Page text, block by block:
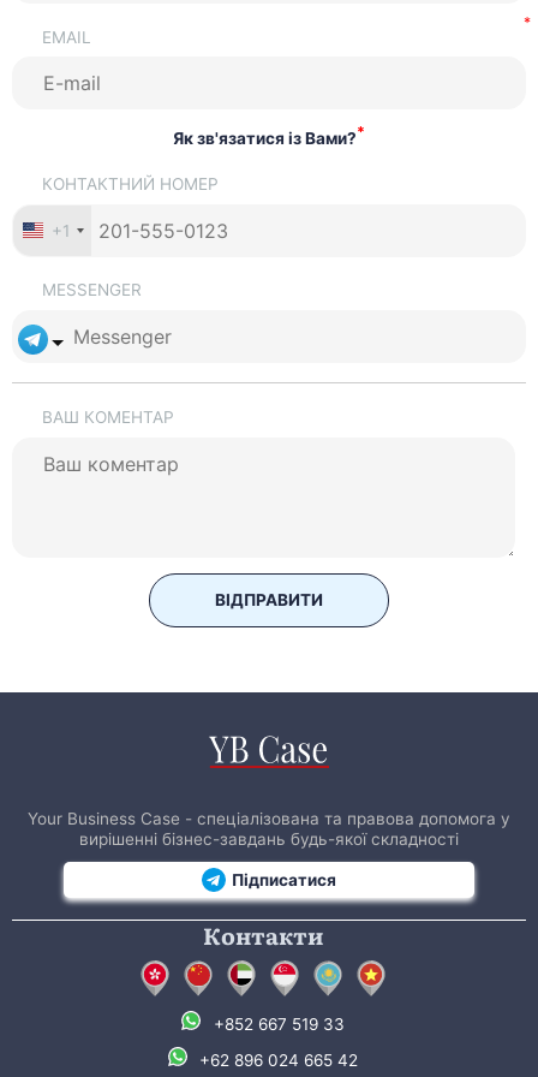
EMAIL
Як зв'язатися із Вами?*
КОНТАКТНИЙ НОМЕР
+1
MESSENGER
ВАШ КОМЕНТАР
ВІДПРАВИТИ
Your Business Case - спеціалізована та правова допомога у
вирішенні бізнес-завдань будь-якої складності
Підписатися
Контакти
+852 667 519 33
+62 896 024 665 42